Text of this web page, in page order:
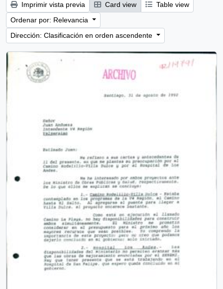
Imprimir vista previa Card view
Table view
Ordenar por: Relevancia
Dirección: Clasificación en orden ascendente